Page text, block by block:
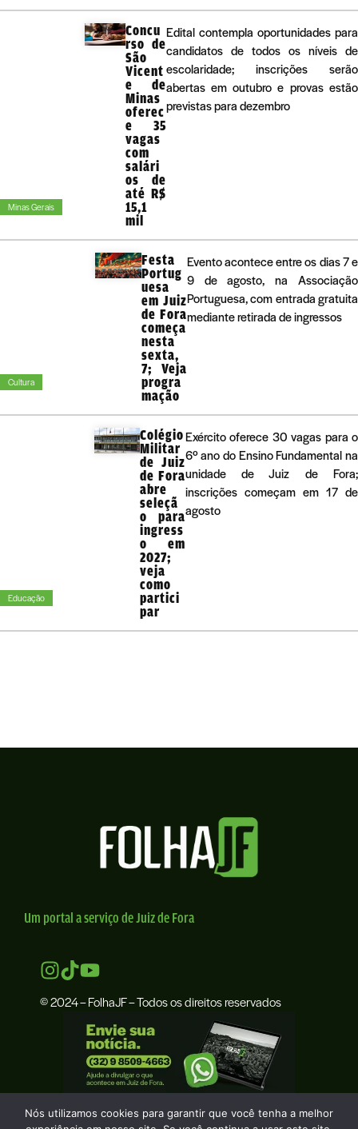
Minas Gerais
Concu
rso de
São
Vicent
e de
Minas
oferec
e 35
vagas
com
salári
os de
até R$
15,1
mil
Edital contempla oportunidades para
candidatos de todos os níveis de
escolaridade; inscrições serão
abertas em outubro e provas estão
previstas para dezembro
Cultura
Festa
Portug
uesa
em Juiz
de Fora
começa
nesta
sexta,
7; Veja
progra
mação
Evento acontece entre os dias 7 e
9 de agosto, na Associação
Portuguesa, com entrada gratuita
mediante retirada de ingressos
Educação
Colégio
Militar
de Juiz
de Fora
abre
seleçã
o para
ingress
o em
2027;
veja
como
partici
par
Exército oferece 30 vagas para o
6º ano do Ensino Fundamental na
unidade de Juiz de Fora;
inscrições começam em 17 de
agosto
Um portal a serviço de Juiz de Fora
© 2024 – FolhaJF – Todos os direitos reservados
Nós utilizamos cookies para garantir que você tenha a melhor